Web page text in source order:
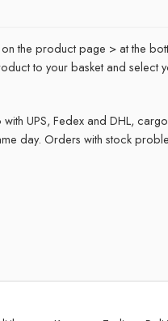
the product page > at the
to your basket and select
UPS, Fedex and DHL,
day. Orders with stock